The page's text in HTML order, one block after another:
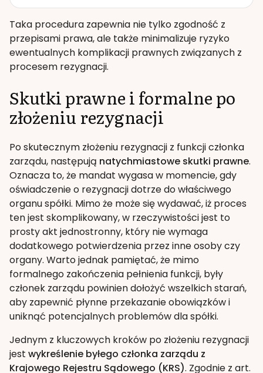
Taka procedura zapewnia nie tylko zgodność z
przepisami prawa, ale także minimalizuje ryzyko
ewentualnych komplikacji prawnych związanych z
procesem rezygnacji.
Skutki prawne i formalne po
złożeniu rezygnacji
Po skutecznym złożeniu rezygnacji z funkcji członka
zarządu, następują natychmiastowe skutki prawne.
Oznacza to, że mandat wygasa w momencie, gdy
oświadczenie o rezygnacji dotrze do właściwego
organu spółki. Mimo że może się wydawać, iż proces
ten jest skomplikowany, w rzeczywistości jest to
prosty akt jednostronny, który nie wymaga
dodatkowego potwierdzenia przez inne osoby czy
organy. Warto jednak pamiętać, że mimo
formalnego zakończenia pełnienia funkcji, były
członek zarządu powinien dołożyć wszelkich starań,
aby zapewnić płynne przekazanie obowiązków i
uniknąć potencjalnych problemów dla spółki.
Jednym z kluczowych kroków po złożeniu rezygnacji
jest wykreślenie byłego członka zarządu z
Krajowego Rejestru Sądowego (KRS). Zgodnie z art.